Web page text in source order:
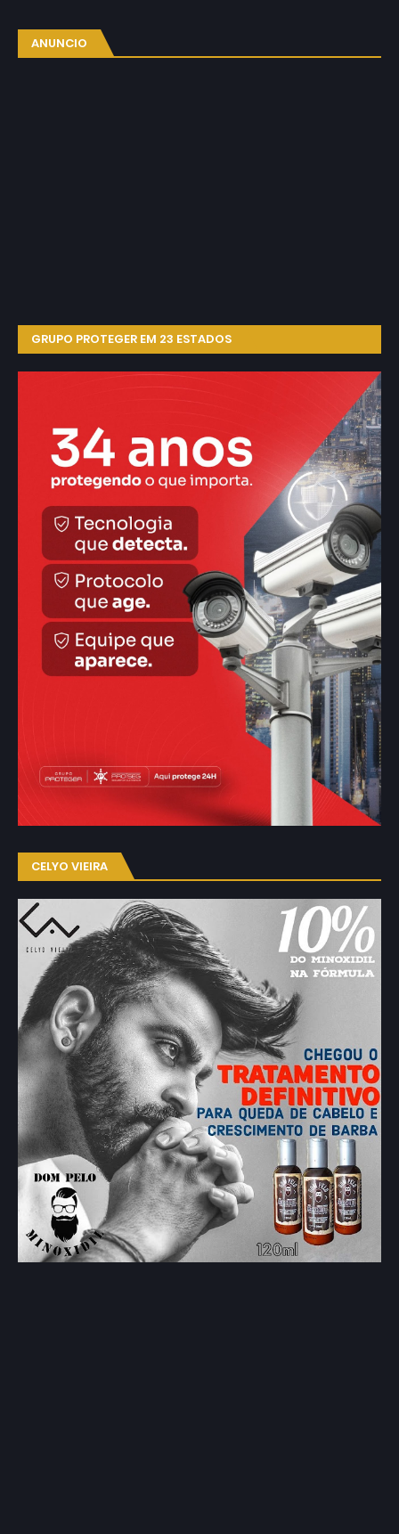
ANUNCIO
GRUPO PROTEGER EM 23 ESTADOS
CELYO VIEIRA